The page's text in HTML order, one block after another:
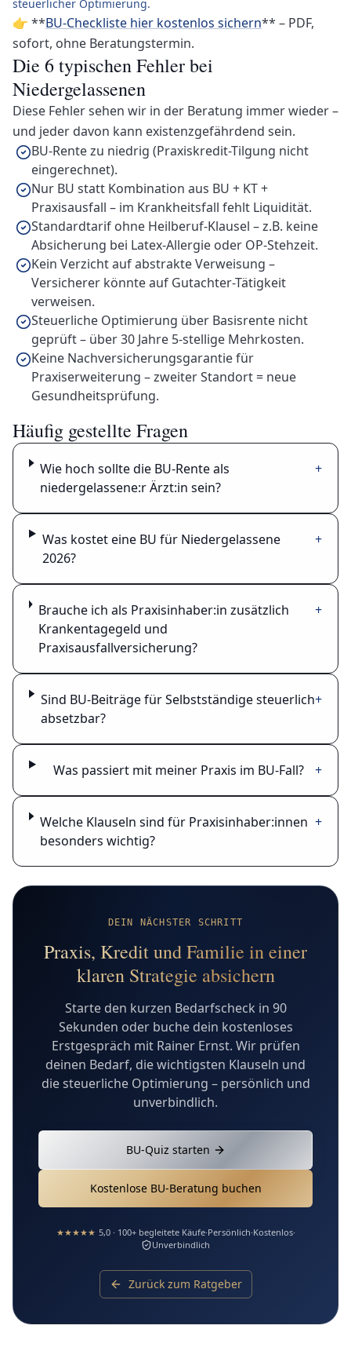
steuerlicher Optimierung.
👉 **BU-Checkliste hier kostenlos sichern** – PDF,
sofort, ohne Beratungstermin.
Die 6 typischen Fehler bei
Niedergelassenen
Diese Fehler sehen wir in der Beratung immer wieder –
und jeder davon kann existenzgefährdend sein.
BU-Rente zu niedrig (Praxiskredit-Tilgung nicht
eingerechnet).
Nur BU statt Kombination aus BU + KT +
Praxisausfall – im Krankheitsfall fehlt Liquidität.
Standardtarif ohne Heilberuf-Klausel – z.B. keine
Absicherung bei Latex-Allergie oder OP-Stehzeit.
Kein Verzicht auf abstrakte Verweisung –
Versicherer könnte auf Gutachter-Tätigkeit
verweisen.
Steuerliche Optimierung über Basisrente nicht
geprüft – über 30 Jahre 5-stellige Mehrkosten.
Keine Nachversicherungsgarantie für
Praxiserweiterung – zweiter Standort = neue
Gesundheitsprüfung.
Häufig gestellte Fragen
Wie hoch sollte die BU-Rente als
niedergelassene:r Ärzt:in sein?
+
Was kostet eine BU für Niedergelassene
2026?
+
Brauche ich als Praxisinhaber:in zusätzlich
Krankentagegeld und
Praxisausfallversicherung?
+
Sind BU-Beiträge für Selbstständige steuerlich
absetzbar?
+
Was passiert mit meiner Praxis im BU-Fall? +
Welche Klauseln sind für Praxisinhaber:innen
besonders wichtig?
+
DEIN NÄCHSTER SCHRITT
Praxis, Kredit und Familie in einer
klaren Strategie absichern
Starte den kurzen Bedarfscheck in 90
Sekunden oder buche dein kostenloses
Erstgespräch mit Rainer Ernst. Wir prüfen
deinen Bedarf, die wichtigsten Klauseln und
die steuerliche Optimierung – persönlich und
unverbindlich.
BU-Quiz starten
Kostenlose BU-Beratung buchen
★★★★★ 5,0 · 100+ begleitete Käufe·Persönlich·Kostenlos·
Unverbindlich
Zurück zum Ratgeber